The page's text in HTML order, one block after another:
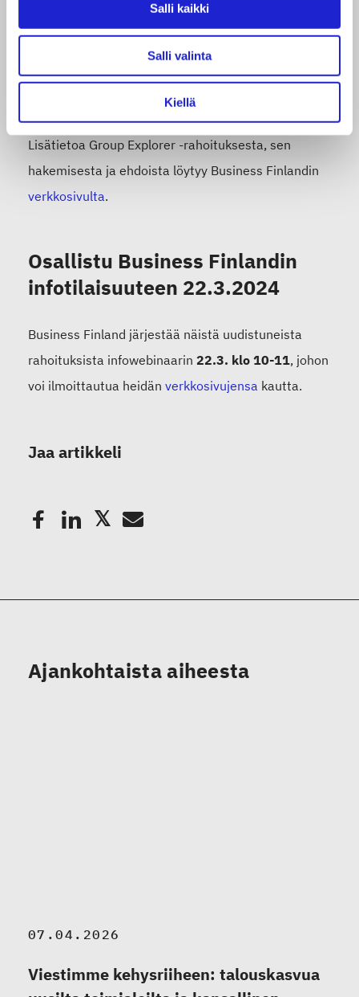
Salli kaikki
Salli valinta
Kiellä
tällaisen yritysryhmän kokoamisesta, voitte ottaa
anne.ruokamo@stjm.fi
Lisätietoa Group Explorer -rahoituksesta, sen
hakemisesta ja ehdoista löytyy Business Finlandin
verkkosivulta.
Osallistu Business Finlandin
infotilaisuuteen 22.3.2024
Business Finland järjestää näistä uudistuneista
rahoituksista infowebinaarin 22.3. klo 10-11, johon
voi ilmoittautua heidän verkkosivujensa kautta.
Jaa artikkeli
Ajankohtaista aiheesta
07.04.2026
Viestimme kehysriiheen: talouskasvua